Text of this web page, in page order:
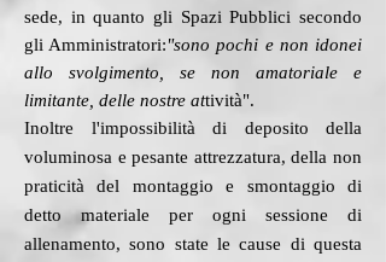
sede, in quanto gli Spazi Pubblici secondo
gli Amministratori:"sono pochi e non idonei
allo svolgimento, se non amatoriale e
limitante, delle nostre attività".
Inoltre l'impossibilità di deposito della
voluminosa e pesante attrezzatura, della non
praticità del montaggio e smontaggio di
detto materiale per ogni sessione di
allenamento, sono state le cause di questa